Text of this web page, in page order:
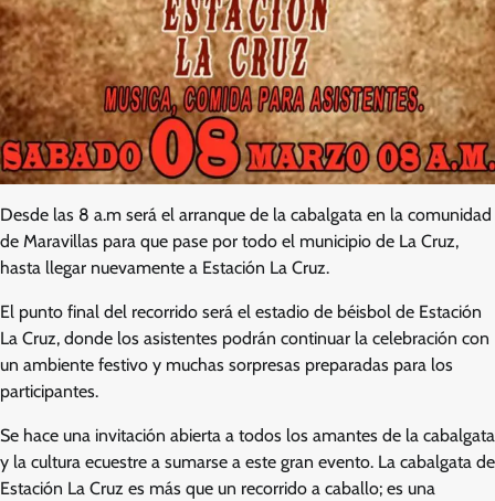
Desde las 8 a.m será el arranque de la cabalgata en la comunidad
de Maravillas para que pase por todo el municipio de La Cruz,
hasta llegar nuevamente a Estación La Cruz.
El punto final del recorrido será el estadio de béisbol de Estación
La Cruz, donde los asistentes podrán continuar la celebración con
un ambiente festivo y muchas sorpresas preparadas para los
participantes.
Se hace una invitación abierta a todos los amantes de la cabalgata
y la cultura ecuestre a sumarse a este gran evento. La cabalgata de
Estación La Cruz es más que un recorrido a caballo; es una